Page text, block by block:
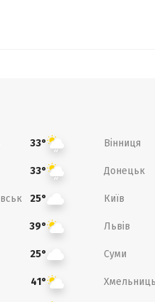
33° Вінниця
33° Донецьк
25° Київ
39° Львів
25° Суми
41°